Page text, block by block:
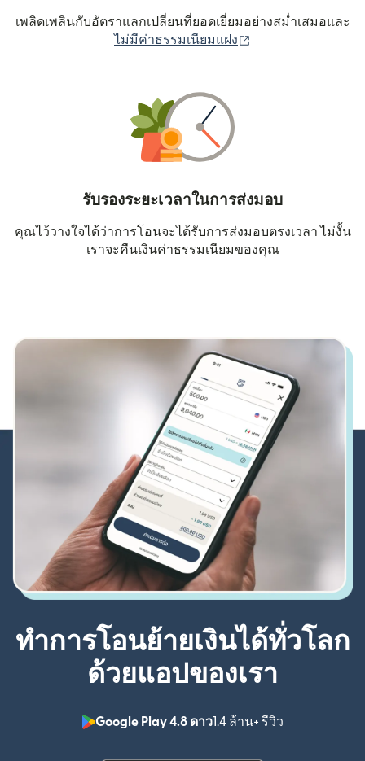
เพลิดเพลินกับอัตราแลกเปลี่ยนที่ยอดเยี่ยมอย่างสม่ำเสมอและ
ไม่มีค่าธรรมเนียมแฝง
รับรองระยะเวลาในการส่งมอบ
คุณไว้วางใจได้ว่าการโอนจะได้รับการส่งมอบตรงเวลา ไม่งั้น
เราจะคืนเงินค่าธรรมเนียมของคุณ
ทำการโอนย้ายเงินได้ทั่วโลก
ด้วยแอปของเรา
Google Play 4.8 ดาว1.4 ล้าน+ รีวิว
(เปิดในหน้าต่